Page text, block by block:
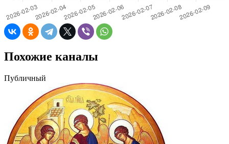
Похожие каналы
Публичный